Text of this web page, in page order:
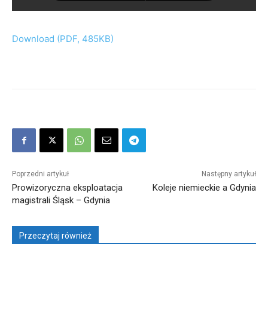
Download (PDF, 485KB)
Poprzedni artykuł
Prowizoryczna eksploatacja
magistrali Śląsk – Gdynia
Następny artykuł
Koleje niemieckie a Gdynia
Przeczytaj również